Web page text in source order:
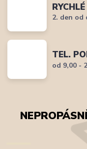
2. den od
TEL.
od 9,00 -